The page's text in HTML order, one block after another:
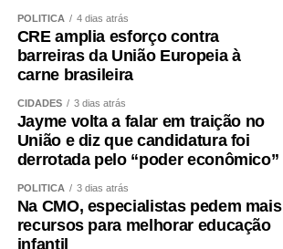
POLÍTICA 4 dias atrás
CRE amplia esforço contra
barreiras da União Europeia à
carne brasileira
CIDADES 3 dias atrás
Jayme volta a falar em traição no
União e diz que candidatura foi
derrotada pelo “poder econômico”
POLÍTICA 3 dias atrás
Na CMO, especialistas pedem mais
recursos para melhorar educação
infantil